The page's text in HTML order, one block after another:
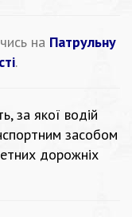
на Патрульну
.
за якої водій
засобом
дорожніх